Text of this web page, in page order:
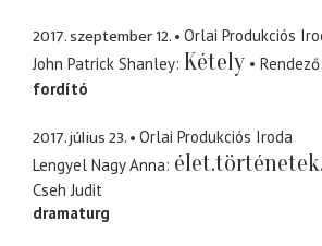
2017. szeptember 12.
Orlai Produkciós
John Patrick Shanley Kétely Rendező
fordító
2017. július 23.
Orlai Produkciós Iroda
Lengyel Nagy Anna
Cseh Judit
dramaturg